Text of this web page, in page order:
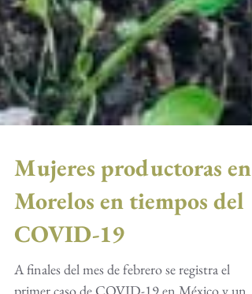
Mujeres productoras en
Morelos en tiempos del
COVID-19